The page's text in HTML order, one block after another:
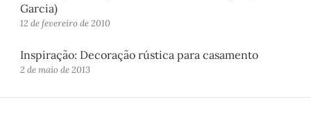
Garcia)
12 de fevereiro de 2010
Inspiração: Decoração rústica para casamento
2 de maio de 2013